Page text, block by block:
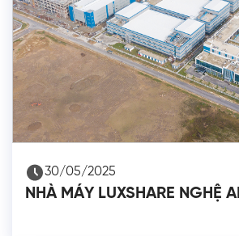
30/05/2025
NHÀ MÁY LUXSHARE NGHỆ